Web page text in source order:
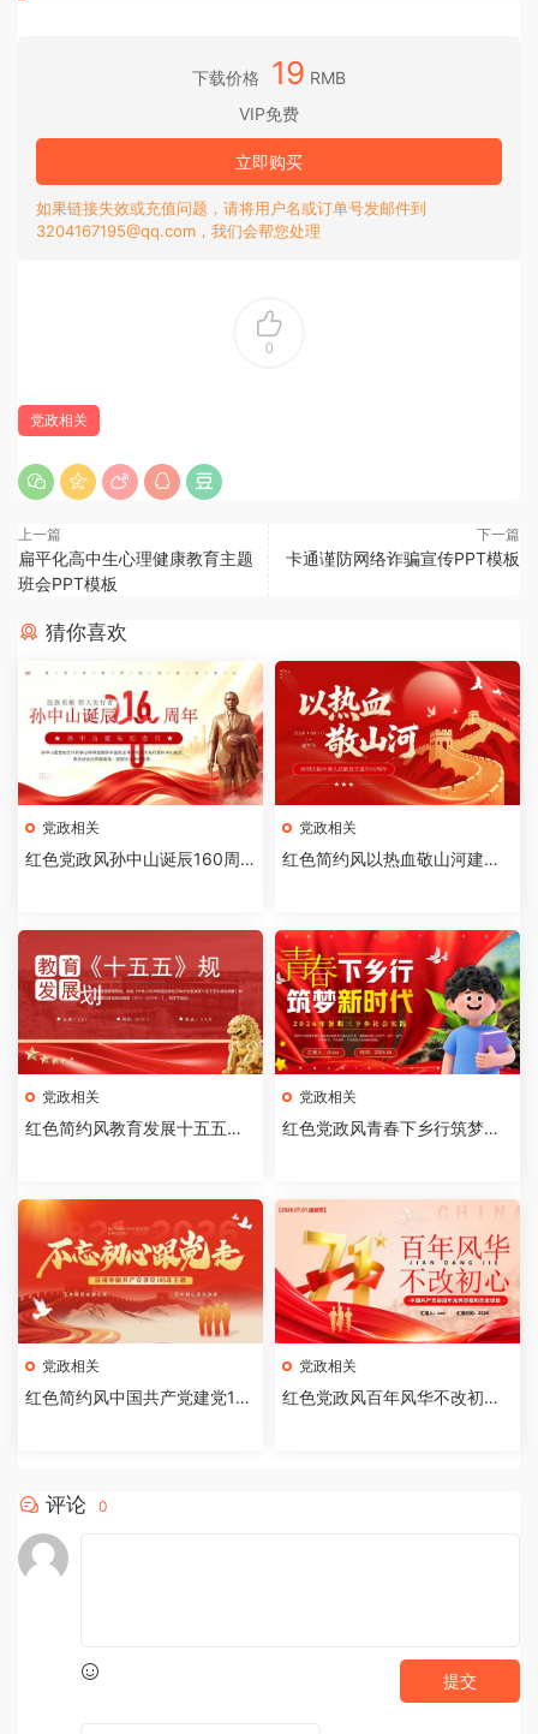
下载价格 19 RMB
VIP免费
立即购买
如果链接失效或充值问题，请将用户名或订单号发邮件到
3204167195@qq.com，我们会帮您处理
0
党政相关
上一篇
扁平化高中生心理健康教育主题
班会PPT模板
下一篇
卡通谨防网络诈骗宣传PPT模板
猜你喜欢
党政相关
红色党政风孙中山诞辰160周
党政相关
红色简约风以热血敬山河建军
党政相关
红色简约风教育发展十五五规
党政相关
红色党政风青春下乡行筑梦新
党政相关
红色简约风中国共产党建党10
党政相关
红色党政风百年风华不改初心P
评论 0
提交